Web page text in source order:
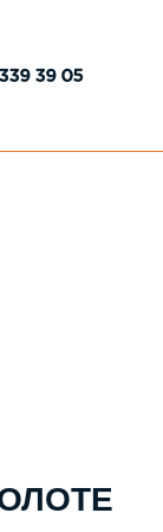
39 05